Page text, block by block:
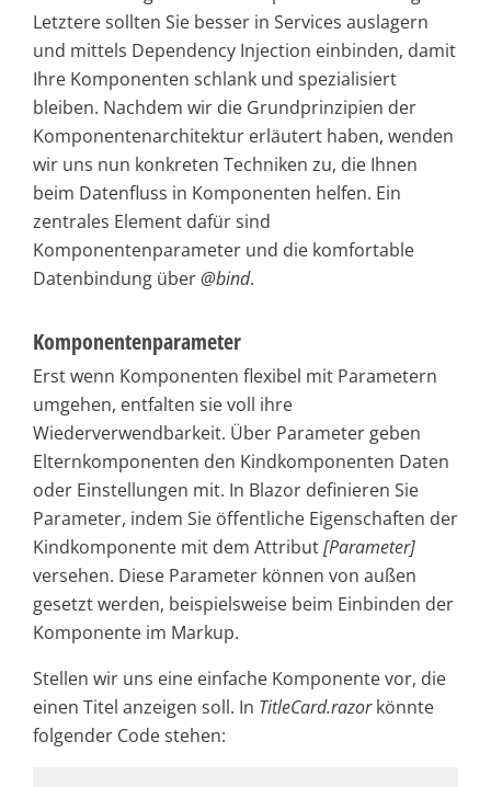
Letztere sollten Sie besser in Services auslagern
und mittels Dependency Injection einbinden, damit
Ihre Komponenten schlank und spezialisiert
bleiben. Nachdem wir die Grundprinzipien der
Komponentenarchitektur erläutert haben, wenden
wir uns nun konkreten Techniken zu, die Ihnen
beim Datenfluss in Komponenten helfen. Ein
zentrales Element dafür sind
Komponentenparameter und die komfortable
Datenbindung über@bind.
Komponentenparameter
Erst wenn Komponenten flexibel mit Parametern
umgehen, entfalten sie voll ihre
Wiederverwendbarkeit. Über Parameter geben
Elternkomponenten den Kindkomponenten Daten
oder Einstellungen mit. In Blazor definieren Sie
Parameter, indem Sie öffentliche Eigenschaften der
Kindkomponente mit dem Attribut[Parameter]
versehen. Diese Parameter können von außen
gesetzt werden, beispielsweise beim Einbinden der
Komponente im Markup.
Stellen wir uns eine einfache Komponente vor, die
einen Titel anzeigen soll. In TitleCard.razorkönnte
folgender Code stehen: